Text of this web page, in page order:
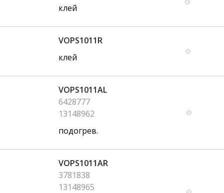
клей
VOPS1011R
клей
VOPS1011AL
6428777
13148962
подогрев.
VOPS1011AR
3781838
13148965